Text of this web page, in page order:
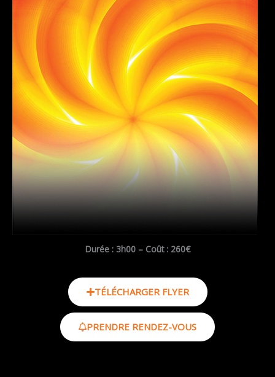
Durée : 3h00 – Coût : 260€
TÉLÉCHARGER FLYER
PRENDRE RENDEZ-VOUS